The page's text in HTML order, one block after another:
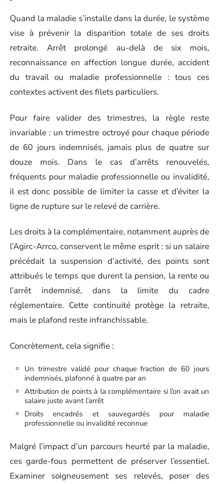
Quand la maladie s’installe dans la durée, le système
vise à prévenir la disparition totale de ses droits
retraite. Arrêt prolongé au-delà de six mois,
reconnaissance en affection longue durée, accident
du travail ou maladie professionnelle : tous ces
contextes activent des filets particuliers.
Pour faire valider des trimestres, la règle reste
invariable : un trimestre octroyé pour chaque période
de 60 jours indemnisés, jamais plus de quatre sur
douze mois. Dans le cas d’arrêts renouvelés,
fréquents pour maladie professionnelle ou invalidité,
il est donc possible de limiter la casse et d’éviter la
ligne de rupture sur le relevé de carrière.
Les droits à la complémentaire, notamment auprès de
l’Agirc-Arrco, conservent le même esprit : si un salaire
précédait la suspension d’activité, des points sont
attribués le temps que durent la pension, la rente ou
l’arrêt indemnisé, dans la limite du cadre
réglementaire. Cette continuité protège la retraite,
mais le plafond reste infranchissable.
Concrètement, cela signifie :
Un trimestre validé pour chaque fraction de 60 jours
indemnisés, plafonné à quatre par an
Attribution de points à la complémentaire si l’on avait un
salaire juste avant l’arrêt
Droits encadrés et sauvegardés pour maladie
professionnelle ou invalidité reconnue
Malgré l’impact d’un parcours heurté par la maladie,
ces garde-fous permettent de préserver l’essentiel.
Examiner soigneusement ses relevés, poser des